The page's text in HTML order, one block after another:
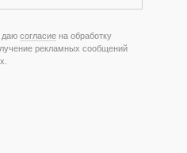
даю согласие на обработку
рекламных сообщений